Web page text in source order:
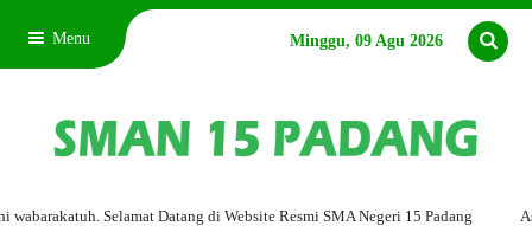
Menu Minggu, 09 Agu 2026
Selamat Datang di Website Resmi SMA Negeri 15 Padang